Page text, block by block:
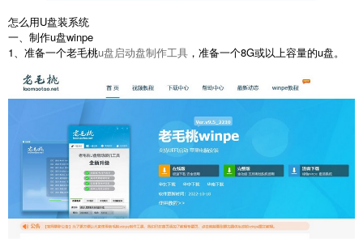
怎么用U盘装系统
一、制作u盘winpe
1、准备一个老毛桃u盘启动盘制作工具 ，准备一个8G或以上容量的u盘。